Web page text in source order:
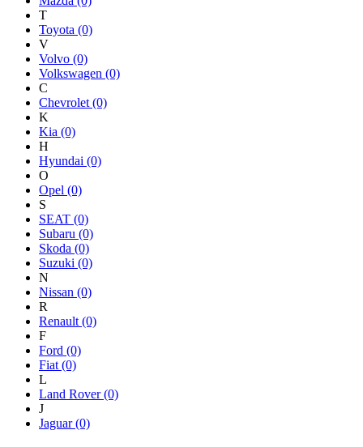
T
Toyota (0)
V
Volvo (0)
Volkswagen (0)
C
Chevrolet (0)
K
Kia (0)
H
Hyundai (0)
O
Opel (0)
S
SEAT (0)
Subaru (0)
Skoda (0)
Suzuki (0)
N
Nissan (0)
R
Renault (0)
F
Ford (0)
Fiat (0)
L
Land Rover(0)
J
Jaguar(0)